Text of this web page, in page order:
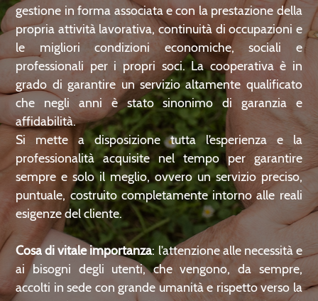
gestione in forma associata e con la prestazione della
propria attività lavorativa, continuità di occupazioni e
le migliori condizioni economiche, sociali e
professionali per i propri soci. La cooperativa è in
grado di garantire un servizio altamente qualificato
che negli anni è stato sinonimo di garanzia e
affidabilità.
Si mette a disposizione tutta l’esperienza e la
professionalità acquisite nel tempo per garantire
sempre e solo il meglio, ovvero un servizio preciso,
puntuale, costruito completamente intorno alle reali
esigenze del cliente.
Cosa di vitale importanza: l’attenzione alle necessità e
ai bisogni degli utenti, che vengono, da sempre,
accolti in sede con grande umanità e rispetto verso la